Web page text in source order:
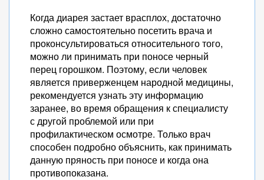
Когда диарея застает врасплох, достаточно
сложно самостоятельно посетить врача и
проконсультироваться относительного того,
можно ли принимать при поносе черный
перец горошком. Поэтому, если человек
является приверженцем народной медицины,
рекомендуется узнать эту информацию
заранее, во время обращения к специалисту
с другой проблемой или при
профилактическом осмотре. Только врач
способен подробно объяснить, как принимать
данную пряность при поносе и когда она
противопоказана.